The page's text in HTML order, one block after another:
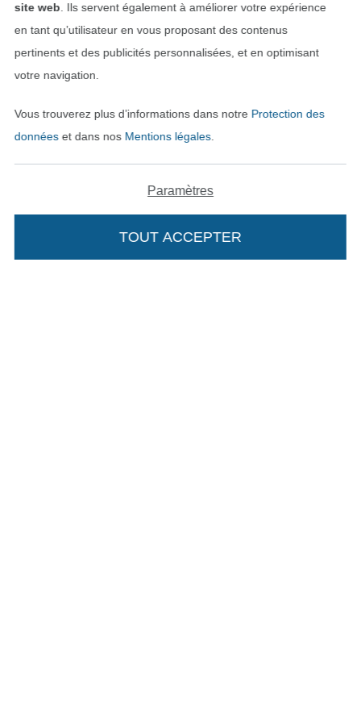
Ajouter à mon panier
Mentions légales
Protection des données
Contact
Rétractation de commande
Passer à la boutique allemande
site web . Ils servent également à améliorer votre expérience
en tant qu’utilisateur en vous proposant des contenus
pertinents et des publicités personnalisées, et en optimisant
votre navigation.
Vous trouverez plus d’informations dans notre Protection des
donnéeset dans nos Mentions légales.
Paramètres
TOUT ACCEPTER